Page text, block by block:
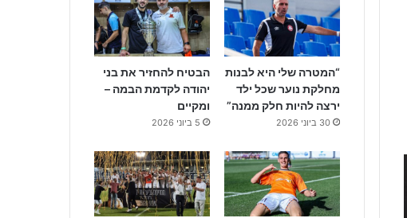
“המטרה שלי היא לבנות
מחלקת נוער שכל ילד
ירצה להיות חלק ממנה”
30 ביוני 2026
הבטיח להחזיר את בני
יהודה לקדמת הבמה –
ומקיים
5 ביוני 2026